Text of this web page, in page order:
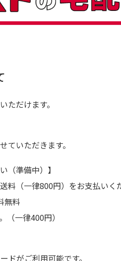
ただけます。
ていただきます。
（準備中）】
料（一律800円）をお支払いく
無料
（一律400円）
ドがご利用可能です。